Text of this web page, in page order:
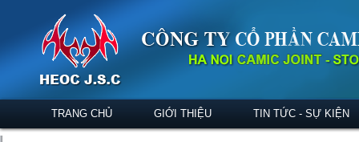
TRANG CHỦ GIỚI THIỆU TIN TỨC - SỰ KIỆN